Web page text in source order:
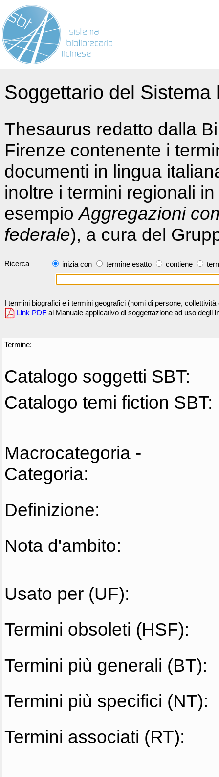
Soggettario del
Thesaurus redatto dalla
Firenze contenente i
documenti in lingua
inoltre i termini regionali
esempioAggregazioni
federale), a cura del
Ricerca inizia con termine esatto contiene
I termini biografici e i termini geografici (nomi di persone,
Link PDF al Manuale applicativo di soggettazione ad uso degli
Termine:
Catalogo soggetti SBT:
Catalogo temi fiction SBT:
Macrocategoria -
Categoria:
Definizione:
Nota d'ambito:
Usato per (UF):
Termini obsoleti (HSF):
Termini più generali (BT):
Termini più specifici (NT):
Termini associati (RT):